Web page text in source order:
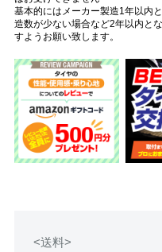
基本的にはメーカー製造1年以内
造数が少ない場合など2年以内と
すようお願い致します。
<送料>